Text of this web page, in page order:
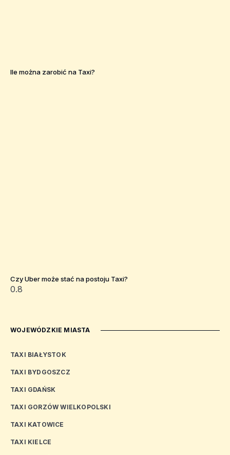
Ile można zarobić na Taxi?
Czy Uber może stać na postoju Taxi?
WOJEWÓDZKIE MIASTA
TAXI BIAŁYSTOK
TAXI BYDGOSZCZ
TAXI GDAŃSK
TAXI GORZÓW WIELKOPOLSKI
TAXI KATOWICE
TAXI KIELCE